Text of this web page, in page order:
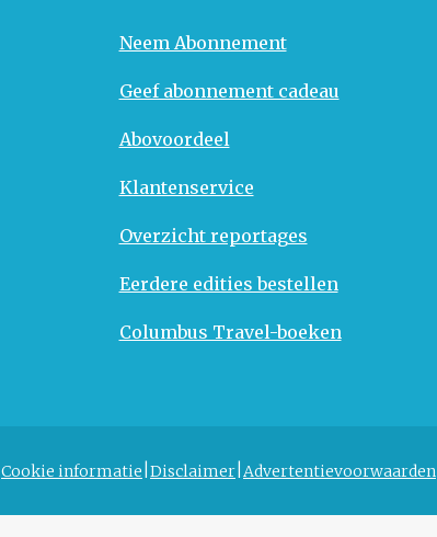
Neem Abonnement
Geef abonnement cadeau
Abovoordeel
Klantenservice
Overzicht reportages
Eerdere edities bestellen
Columbus Travel-boeken
Cookie informatie Disclaimer Advertentievoorwaarden